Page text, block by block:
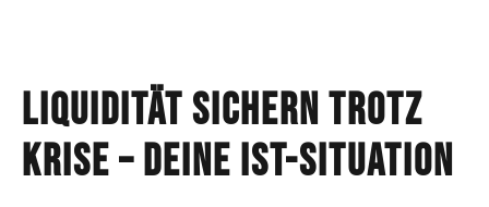
Liquidität sichern trotz
Krise– Deine IST-Situation